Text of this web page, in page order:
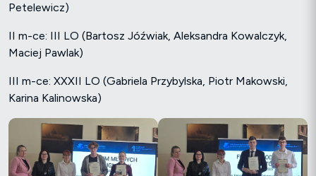
Petelewicz)
II m-ce: III LO (Bartosz Jóźwiak, Aleksandra Kowalczyk,
Maciej Pawlak)
III m-ce: XXXII LO (Gabriela Przybylska, Piotr Makowski,
Karina Kalinowska)